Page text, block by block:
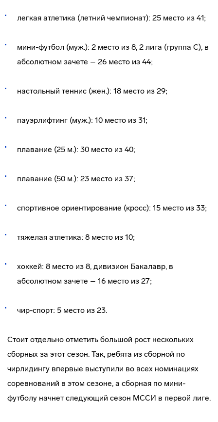
легкая атлетика (летний чемпионат): 25 место из 41;
мини-футбол (муж.): 2 место из 8, 2 лига (группа С), в
абсолютном зачете – 26 место из 44;
настольный теннис (жен.): 18 место из 29;
пауэрлифтинг (муж.): 10 место из 31;
плавание (25 м.): 30 место из 40;
плавание (50 м.): 23 место из 37;
спортивное ориентирование (кросс): 15 место из 33;
тяжелая атлетика: 8 место из 10;
хоккей: 8 место из 8, дивизион Бакалавр, в
абсолютном зачете – 16 место из 27;
чир-спорт: 5 место из 23.
Стоит отдельно отметить большой рост нескольких
сборных за этот сезон. Так, ребята из сборной по
чирлидингу впервые выступили во всех номинациях
соревнований в этом сезоне, а сборная по мини-
футболу начнет следующий сезон МССИ в первой лиге.